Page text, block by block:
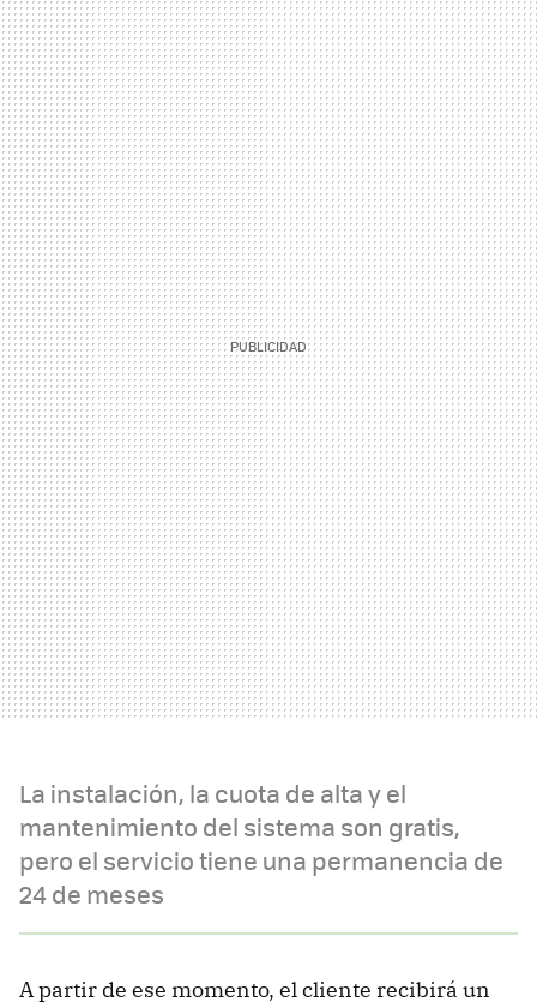
La instalación, la cuota de alta y el
mantenimiento del sistema son gratis,
pero el servicio tiene una permanencia de
24 de meses
A partir de ese momento, el cliente recibirá un